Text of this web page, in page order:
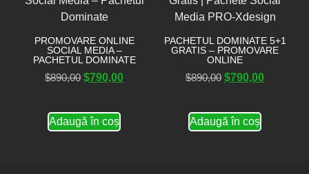
PROMOVARE ONLINE
SOCIAL MEDIA –
PACHETUL DOMINATE
$890,00 $790,00
Adaugă în coș
PACHETUL DOMINATE 5+1
GRATIS – PROMOVARE
ONLINE
$890,00 $790,00
Adaugă în coș